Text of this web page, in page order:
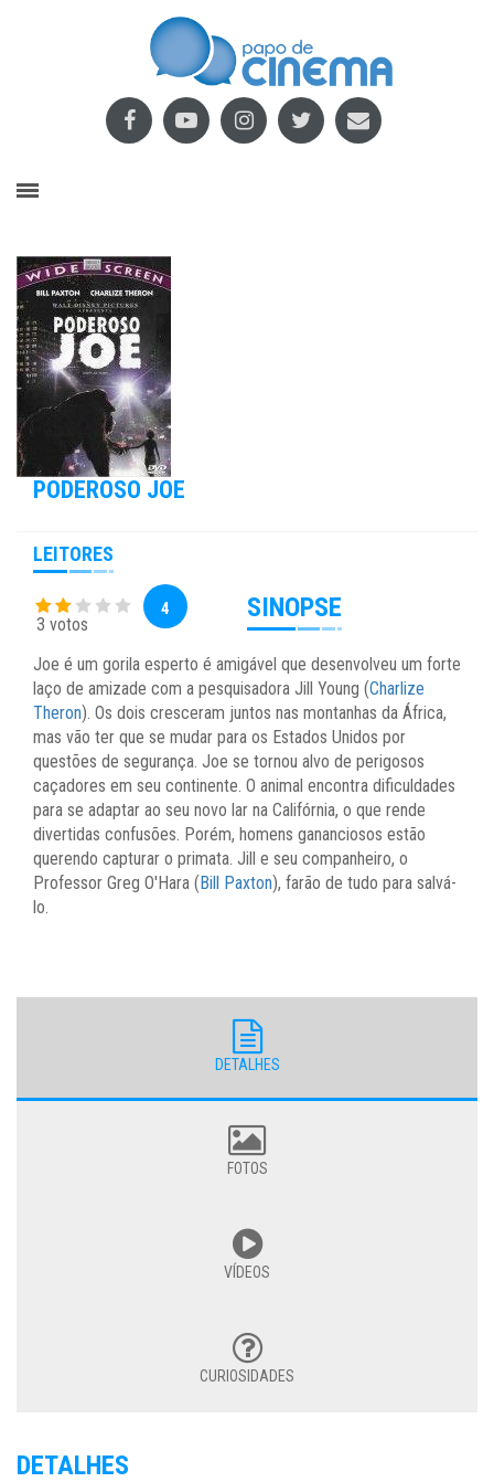
PODEROSO JOE
LEITORES
3 votos
4 SINOPSE
Joe é um gorila esperto é amigável que desenvolveu um forte
laço de amizade com a pesquisadora Jill Young (Charlize
Theron). Os dois cresceram juntos nas montanhas da África,
mas vão ter que se mudar para os Estados Unidos por
questões de segurança. Joe se tornou alvo de perigosos
caçadores em seu continente. O animal encontra dificuldades
para se adaptar ao seu novo lar na Califórnia, o que rende
divertidas confusões. Porém, homens gananciosos estão
querendo capturar o primata. Jill e seu companheiro, o
Professor Greg O'Hara (Bill Paxton), farão de tudo para salvá-
lo.
DETALHES
FOTOS
VÍDEOS
CURIOSIDADES
DETALHES